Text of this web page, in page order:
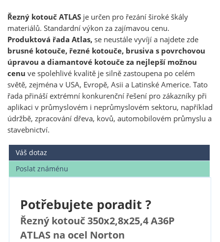
Řezný kotouč ATLAS je určen pro řezání široké škály
materiálů. Standardní výkon za zajímavou cenu.
Produktová řada Atlas,se neustále vyvíjí a najdete zde
brusné kotouče, řezné kotouče, brusiva s povrchovou
úpravou a diamantové kotouče za nejlepší možnou
cenu ve spolehlivé kvalitě je silně zastoupena po celém
světě, zejména v USA, Evropě, Asii a Latinské Americe. Tato
řada přináší extrémní konkurenční řešení pro zákazníky při
aplikaci v průmyslovém i neprůmyslovém sektoru, například
údržbě, zpracování dřeva, kovů, automobilovém průmyslu a
stavebnictví.
Váš dotaz
Poslat známénu
Potřebujete poradit ?
Řezný kotouč 350x2,8x25,4 A36P
ATLAS na ocel Norton